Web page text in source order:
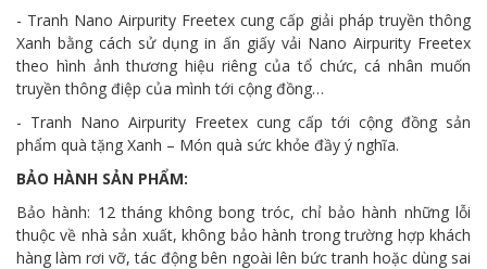
- Tranh Nano Airpurity Freetex cung cấp giải pháp truyền thông
Xanh bằng cách sử dụng in ấn giấy vải Nano Airpurity Freetex
theo hình ảnh thương hiệu riêng của tổ chức, cá nhân muốn
truyền thông điệp của mình tới cộng đồng…
- Tranh Nano Airpurity Freetex cung cấp tới cộng đồng sản
phẩm quà tặng Xanh – Món quà sức khỏe đầy ý nghĩa.
BẢO HÀNH SẢN PHẨM:
Bảo hành: 12 tháng không bong tróc, chỉ bảo hành những lỗi
thuộc về nhà sản xuất, không bảo hành trong trường hợp khách
hàng làm rơi vỡ, tác động bên ngoài lên bức tranh hoặc dùng sai